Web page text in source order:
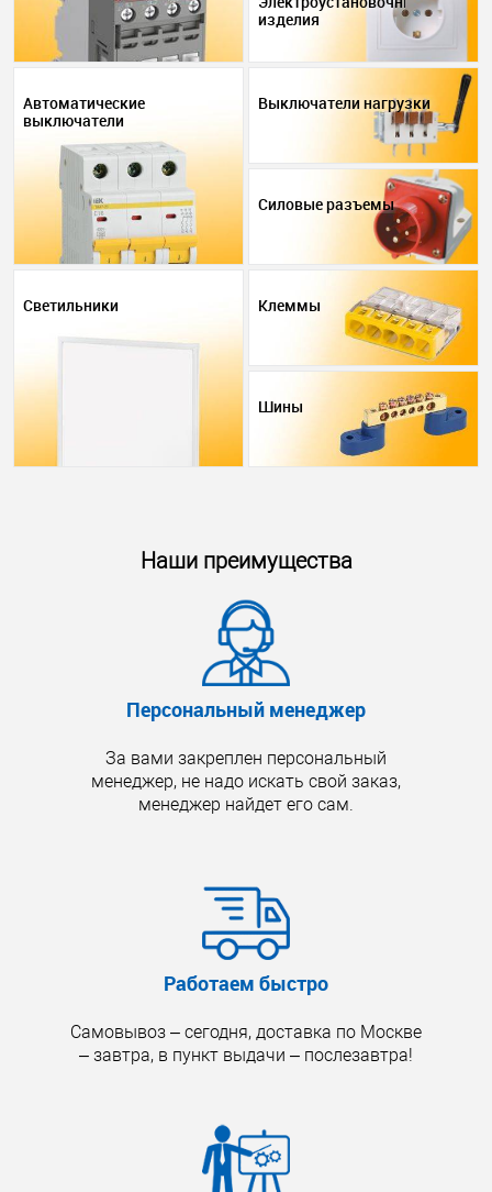
изделия
Автоматические
выключатели
Выключатели нагрузки
Силовые разъемы
Светильники Клеммы
Шины
Наши преимущества
Персональный менеджер
За вами закреплен персональный
менеджер, не надо искать свой заказ,
менеджер найдет его сам.
Работаем быстро
Самовывоз – сегодня, доставка по Москве
– завтра, в пункт выдачи – послезавтра!